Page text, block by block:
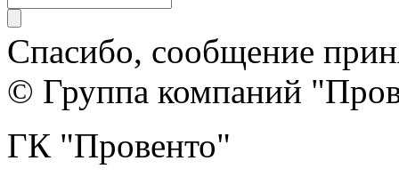
Спасибо, сообщение
© Группа компаний
ГК "Провенто"